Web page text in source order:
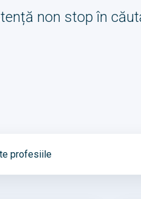
non stop în
profesiile